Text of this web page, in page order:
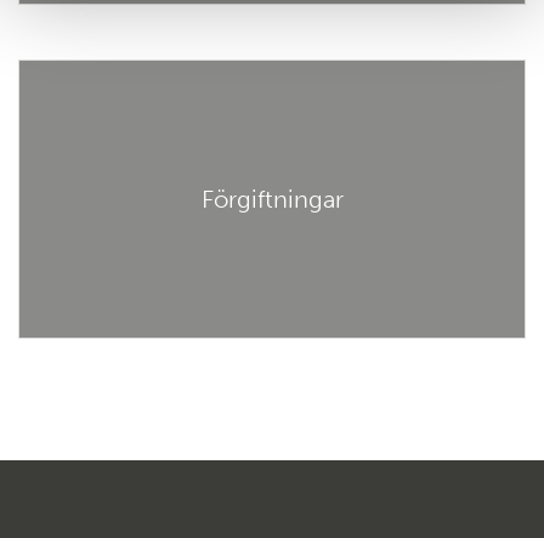
Förgiftningar